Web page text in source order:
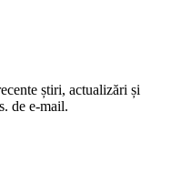
știri, actualizări și
de e-mail.